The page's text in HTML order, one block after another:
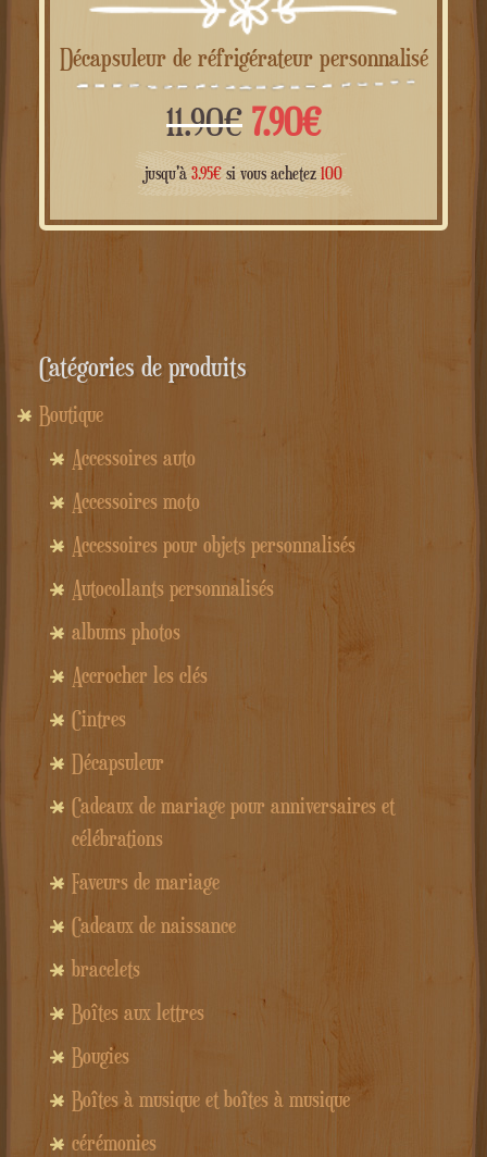
Décapsuleur de réfrigérateur personnalisé
11.90€ Le
prix
initial
7.90€Le
prix
actuel
jusqu'à 3.95€ si vous achetez 100
Catégories de produits
Boutique
Accessoires auto
Accessoires moto
Accessoires pour objets personnalisés
Autocollants personnalisés
albums photos
Accrocher les clés
Cintres
Décapsuleur
Cadeaux de mariage pour anniversaires et
célébrations
Faveurs de mariage
Cadeaux de naissance
bracelets
Boîtes aux lettres
Bougies
Boîtes à musique et boîtes à musique
cérémonies